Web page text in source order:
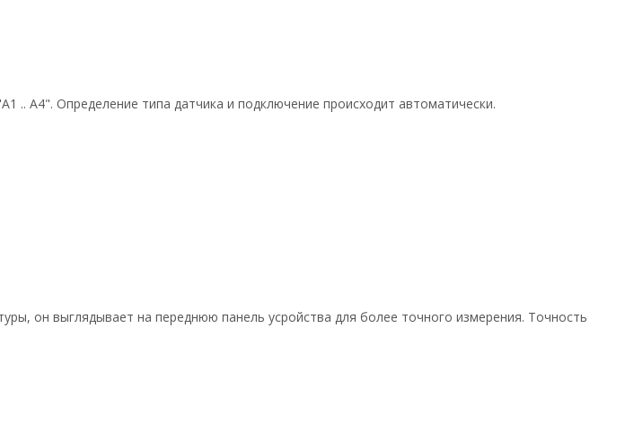
.. A4". Определение типа датчика и подключение происходит автоматически.
он выглядывает на переднюю панель усройства для более точного измерения. Точность